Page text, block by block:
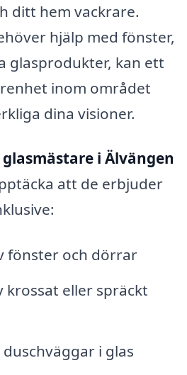
ditt hem vackrare.
hjälp med fönster,
glasprodukter, kan ett
inom området
dina visioner.
glasmästare i Älvängen
att de erbjuder
fönster och dörrar
krossat eller spräckt
i glas